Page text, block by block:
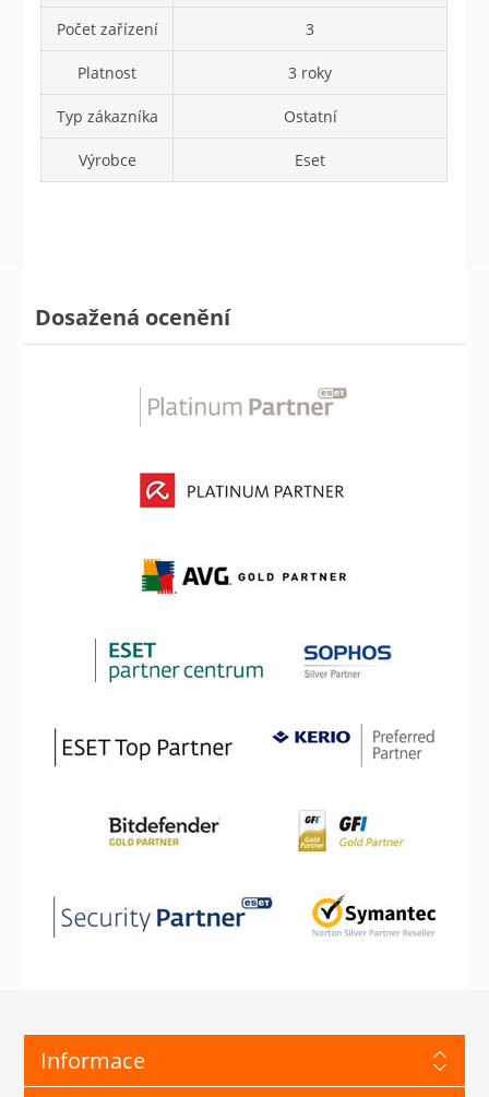
Počet zařízení 3
Platnost 3 roky
Typ zákazníka Ostatní
Výrobce Eset
Dosažená ocenění
Informace